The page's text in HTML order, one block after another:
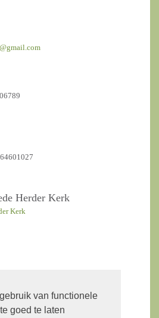
van functionele
goed te laten
Herder Kerk
Kerk